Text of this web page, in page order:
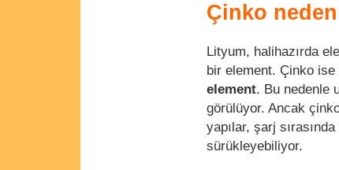
Çinko
Lityum, halihazırda
bir element. Çinko
element. Bu nedenle
görülüyor. Ancak
yapılar, şarj
sürükleyebiliyor.